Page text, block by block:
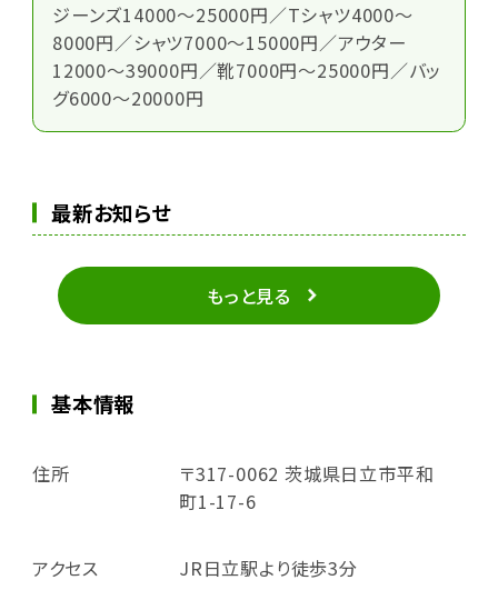
ジーンズ14000～25000円／Tシャツ4000～
8000円／シャツ7000～15000円／アウター
12000～39000円／靴7000円～25000円／バッ
グ6000～20000円
最新お知らせ
もっと見る
基本情報
住所
〒317-0062 茨城県日立市平和
町1-17-6
アクセス JR日立駅より徒歩3分